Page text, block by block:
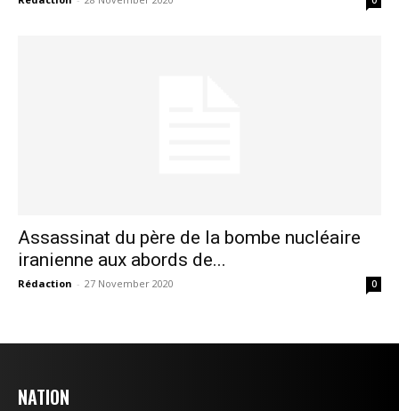
S'ABONNER MAINTENANT
Insight Publications
À propos
Assassinat du père de la bombe nucléaire
iranienne aux abords de...
Rédaction - 27 November 2020 0
NATION